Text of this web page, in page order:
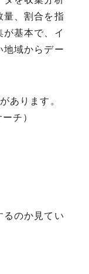
量、割合を指
基本で、イ
地域からデー
あります。
チ）
るのか見てい